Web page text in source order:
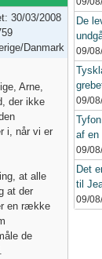
30/03/2008
Danmark
Arne,
der ikke
i, når vi er
at alle
at der
en række
de
De
09/
09/
af en
09/
Det
til
09/